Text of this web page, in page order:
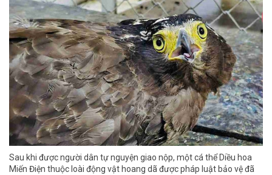
Sau khi được người dân tự nguyện giao nộp, một cá thể Diều hoa
Miến Điện thuộc loài động vật hoang dã được pháp luật bảo vệ đã